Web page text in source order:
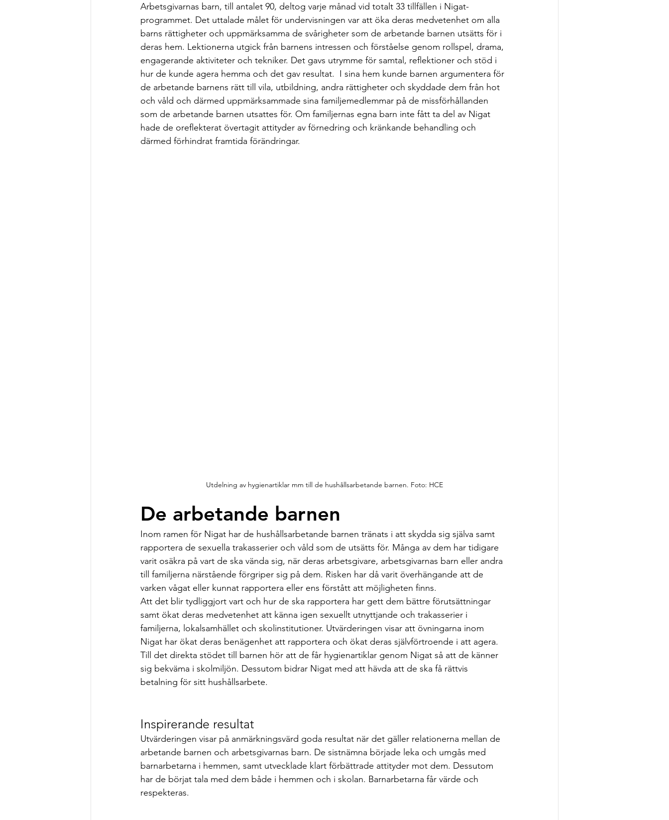
Arbetsgivarnas barn, till antalet 90, deltog varje månad vid totalt 33 tillfällen i Nigat-
programmet. Det uttalade målet för undervisningen var att öka deras medvetenhet om alla
barns rättigheter och uppmärksamma de svårigheter som de arbetande barnen utsätts för i
deras hem. Lektionerna utgick från barnens intressen och förståelse genom rollspel, drama,
engagerande aktiviteter och tekniker. Det gavs utrymme för samtal, reflektioner och stöd i
hur de kunde agera hemma och det gav resultat.  I sina hem kunde barnen argumentera för
de arbetande barnens rätt till vila, utbildning, andra rättigheter och skyddade dem från hot
och våld och därmed uppmärksammade sina familjemedlemmar på de missförhållanden
som de arbetande barnen utsattes för. Om familjernas egna barn inte fått ta del av Nigat
hade de oreflekterat övertagit attityder av förnedring och kränkande behandling och
därmed förhindrat framtida förändringar.
Utdelning av hygienartiklar mm till de hushållsarbetande barnen. Foto: HCE
De arbetande barnen
Inom ramen för Nigat har de hushållsarbetande barnen tränats i att skydda sig själva samt
rapportera de sexuella trakasserier och våld som de utsätts för. Många av dem har tidigare
varit osäkra på vart de ska vända sig, när deras arbetsgivare, arbetsgivarnas barn eller andra
till familjerna närstående förgriper sig på dem. Risken har då varit överhängande att de
varken vågat eller kunnat rapportera eller ens förstått att möjligheten finns.
Att det blir tydliggjort vart och hur de ska rapportera har gett dem bättre förutsättningar
samt ökat deras medvetenhet att känna igen sexuellt utnyttjande och trakasserier i
familjerna, lokalsamhället och skolinstitutioner. Utvärderingen visar att övningarna inom
Nigat har ökat deras benägenhet att rapportera och ökat deras självförtroende i att agera.
Till det direkta stödet till barnen hör att de får hygienartiklar genom Nigat så att de känner
sig bekväma i skolmiljön. Dessutom bidrar Nigat med att hävda att de ska få rättvis
betalning för sitt hushållsarbete.
Inspirerande resultat
Utvärderingen visar på anmärkningsvärd goda resultat när det gäller relationerna mellan de
arbetande barnen och arbetsgivarnas barn. De sistnämna började leka och umgås med
barnarbetarna i hemmen, samt utvecklade klart förbättrade attityder mot dem. Dessutom
har de börjat tala med dem både i hemmen och i skolan. Barnarbetarna får värde och
respekteras.